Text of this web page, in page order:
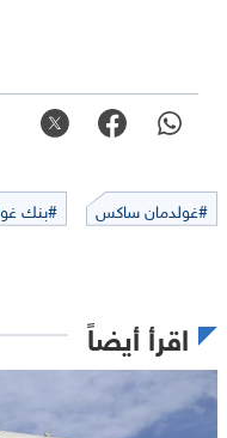
#غولدمان ساكس #بنك
اقرأ أيضاً